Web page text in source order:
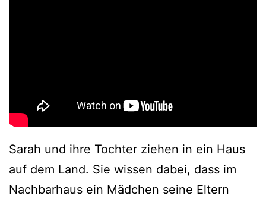
Sarah und ihre Tochter ziehen in ein Haus
auf dem Land. Sie wissen dabei, dass im
Nachbarhaus ein Mädchen seine Eltern